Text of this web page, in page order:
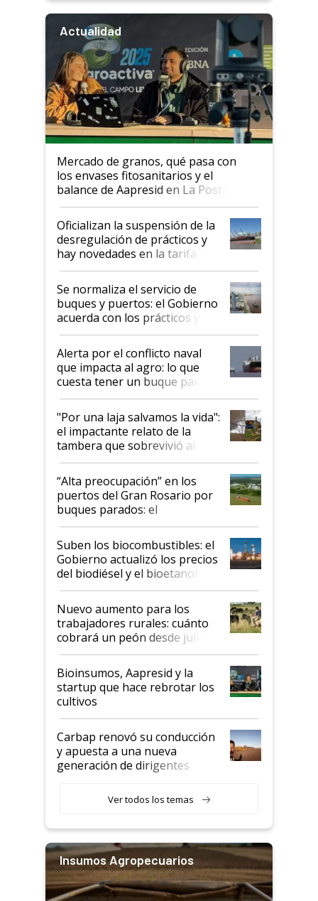
Actualidad
Mercado de granos, qué pasa con
los envases fitosanitarios y el
balance de Aapresid en La Posta
Oficializan la suspensión de la
desregulación de prácticos y
hay novedades en la tarifa de
la hidrovía
Se normaliza el servicio de
buques y puertos: el Gobierno
acuerda con los prácticos y
suspende el decreto de
desregulación
Alerta por el conflicto naval
que impacta al agro: lo que
cuesta tener un buque parado
y el peligro de que Argentina
pase a ser "país sucio"
"Por una laja salvamos la vida":
el impactante relato de la
tambera que sobrevivió al
tornado
“Alta preocupación” en los
puertos del Gran Rosario por
buques parados: el
funcionamiento de las
exportadoras en tensión tras
la medida de fuerza de los
prácticos
Suben los biocombustibles: el
Gobierno actualizó los precios
del biodiésel y el bioetanol
Nuevo aumento para los
trabajadores rurales: cuánto
cobrará un peón desde julio
Bioinsumos, Aapresid y la
startup que hace rebrotar los
cultivos
Carbap renovó su conducción
y apuesta a una nueva
generación de dirigentes
Ver todos los temas
Insumos Agropecuarios